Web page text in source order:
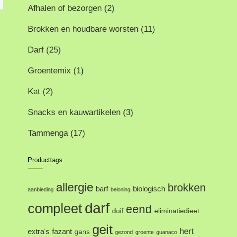
Afhalen of bezorgen (2)
Brokken en houdbare worsten (11)
Darf (25)
Groentemix (1)
Kat (2)
Snacks en kauwartikelen (3)
Tammenga (17)
Producttags
aanbieding allergie barf beloning biologisch brokken
compleet darf duif eend eliminatiedieet
extra's fazant gans geit gezond groente guanaco hert